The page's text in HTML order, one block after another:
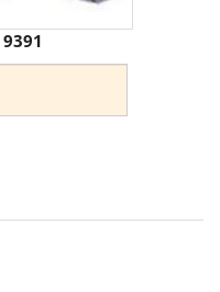
9391